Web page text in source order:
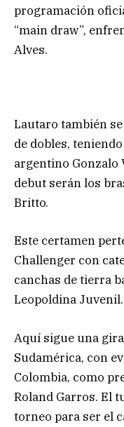
programación
“main draw”,
Alves.
Lautaro también
de dobles,
argentino Gonzalo
debut serán los
Britto.
Este certamen
Challenger con
canchas de tierra
Leopoldina Juvenil.
Aquí sigue una
Sudamérica, con
Colombia, como
Roland Garros. El
torneo para ser el